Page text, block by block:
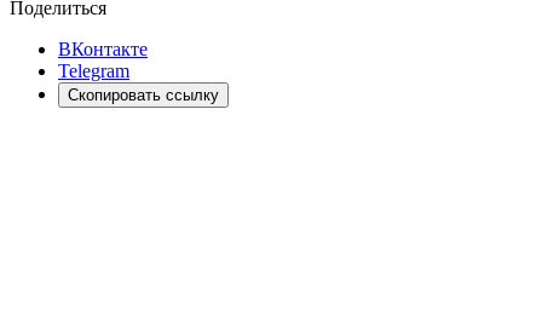
Поделиться
ВКонтакте
Telegram
Скопировать ссылку